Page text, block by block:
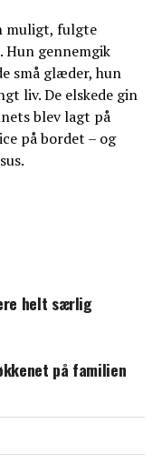
muligt, fulgte
gennemgik
små glæder, hun
liv. De elskede gin
blev lagt på
på bordet – og
helt særlig
på familien